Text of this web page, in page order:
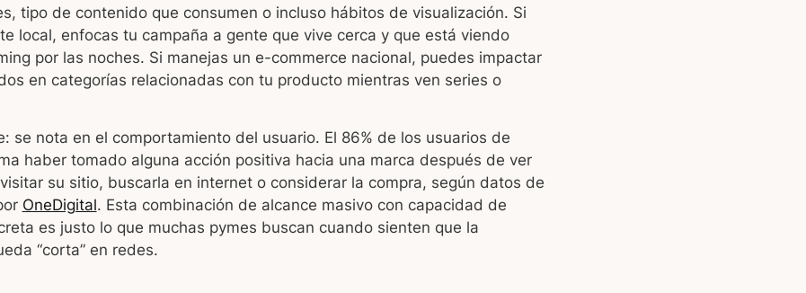
tipo de contenido que consumen o incluso hábitos de visualización. Si
local, enfocas tu campaña a gente que vive cerca y que está viendo
por las noches. Si manejas un e-commerce nacional, puedes impactar
en categorías relacionadas con tu producto mientras ven series o
se nota en el comportamiento del usuario. El 86% de los usuarios de
haber tomado alguna acción positiva hacia una marca después de ver
su sitio, buscarla en internet o considerar la compra, según datos de
OneDigital. Esta combinación de alcance masivo con capacidad de
es justo lo que muchas pymes buscan cuando sienten que la
“corta” en redes.